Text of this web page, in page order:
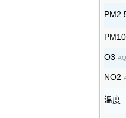
PM10
O3
NO2
溫度